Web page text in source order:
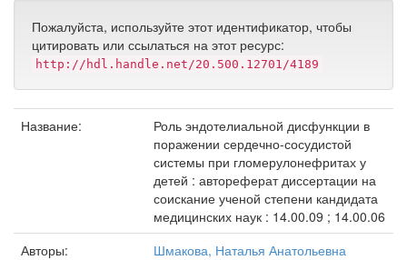
Пожалуйста, используйте этот идентификатор, чтобы
цитировать или ссылаться на этот ресурс:
http://hdl.handle.net/20.500.12701/4189
Название:
Роль эндотелиальной дисфункции в
поражении сердечно-сосудистой
системы при гломерулонефритах у
детей : автореферат диссертации на
соискание ученой степени кандидата
медицинских наук : 14.00.09 ; 14.00.06
Авторы:
Шмакова, Наталья Анатольевна